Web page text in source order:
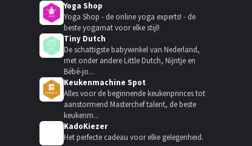
Yoga Shop
Yoga Shop - de online yoga experts! - de
beste yogamat voor elke stijl!
Tiny Dutch
De schattigste babywinkel van Nederland,
met onder andere Little Dutch, Nijntje en
Bébé-jo...
Keukenmachine Spot
Alles voor de beginnende keukenprinces tot
aanstormend Masterchef talent, de beste
keukenm...
KadoKiezer
Het perfecte cadeau voor elke gelegenheid.